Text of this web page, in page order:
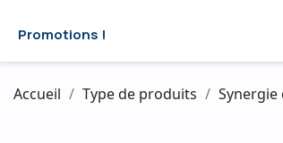
Promotions !
Accueil Type de produits Synergie